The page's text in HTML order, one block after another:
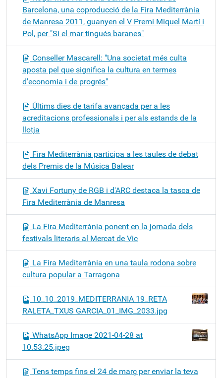
Barcelona, una coproducció de la Fira Mediterrània
de Manresa 2011, guanyen el V Premi Miquel Martí i
Pol, per "Si el mar tingués baranes"
Conseller Mascarell: "Una societat més culta
aposta pel que significa la cultura en termes
d'economia i de progrés"
Últims dies de tarifa avançada per a les
acreditacions professionals i per als estands de la
llotja
Fira Mediterrània participa a les taules de debat
dels Premis de la Música Balear
Xavi Fortuny de RGB i d'ARC destaca la tasca de
Fira Mediterrània de Manresa
La Fira Mediterrània ponent en la jornada dels
festivals literaris al Mercat de Vic
La Fira Mediterrània en una taula rodona sobre
cultura popular a Tarragona
10_10_2019_MEDITERRANIA 19_RETA
RALETA_TXUS GARCIA_01_IMG_2033.jpg
WhatsApp Image 2021-04-28 at
10.53.25.jpeg
Tens temps fins el 24 de març per enviar la teva